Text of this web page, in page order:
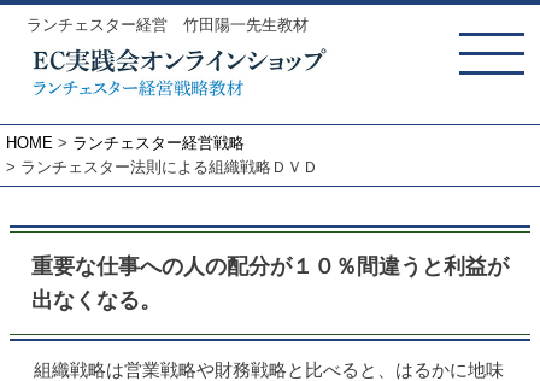
ランチェスター経営 竹田陽一先生教材
HOME
ランチェスター経営戦略
ランチェスター法則による組織戦略ＤＶＤ
重要な仕事への人の配分が１０％間違うと利益が
出なくなる。
組織戦略は営業戦略や財務戦略と比べると、はるかに地味